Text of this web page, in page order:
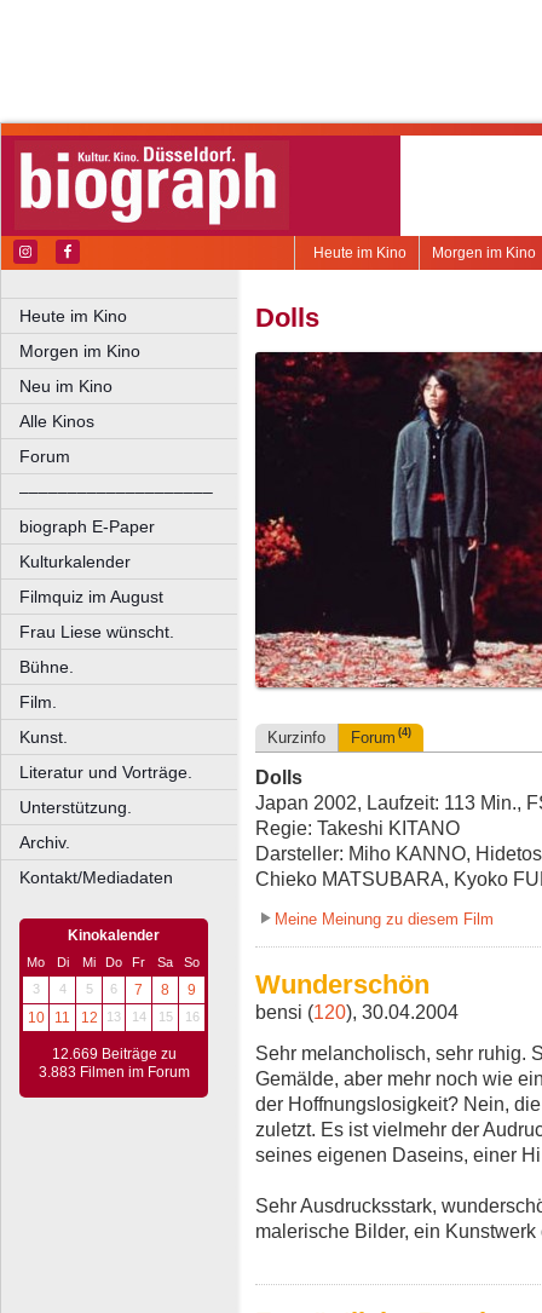
Morgen im Kino
Heute im Kino
Heute im Kino
Morgen im Kino
Neu im Kino
Alle Kinos
Forum
––––––––––––––––––––
biograph E-Paper
Kulturkalender
Filmquiz im August
Frau Liese wünscht.
Bühne.
Film.
Kunst.
Literatur und Vorträge.
Unterstützung.
Archiv.
Kontakt/Mediadaten
Kinokalender
Mo Di Mi Do Fr Sa
So
3
4 5 6 7 8
9
10
11 12 13 14 15 16
12.669 Beiträge zu
3.883 Filmen im Forum
Dolls
Kurzinfo Forum (4)
Dolls
Japan 2002, Laufzeit: 113 Min.,
Regie: Takeshi KITANO
Darsteller: Miho KANNO,
Chieko MATSUBARA, Kyoko
Meine Meinung zu diesem Film
Wunderschön
bensi (120), 30.04.2004
Sehr melancholisch, sehr ruhig.
Gemälde, aber mehr noch wie
der Hoffnungslosigkeit? Nein,
zuletzt. Es ist vielmehr der
seines eigenen Daseins, einer
Sehr Ausdrucksstark,
malerische Bilder, ein